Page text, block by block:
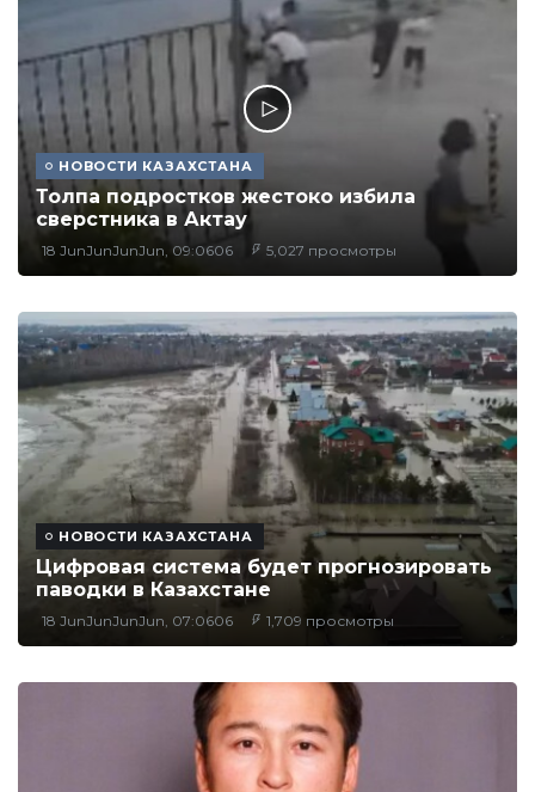
НОВОСТИ КАЗАХСТАНА
Толпа подростков жестоко избила
сверстника в Актау
18 JunJunJunJun, 09:0606 5,027 просмотры
НОВОСТИ КАЗАХСТАНА
Цифровая система будет прогнозировать
паводки в Казахстане
18 JunJunJunJun, 07:0606 1,709 просмотры